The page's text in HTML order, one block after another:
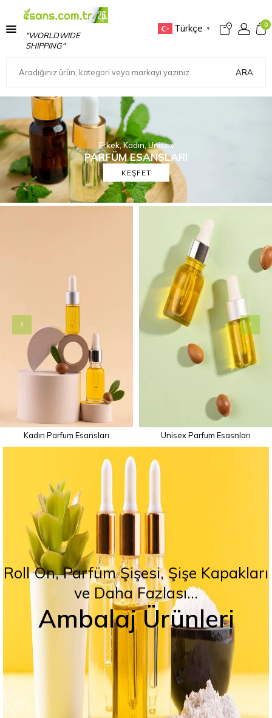
"WORLDWIDE
SHIPPING"
Türkçe ▼
0
ARA
Erkek, Kadın, Unisex
PARFÜM ESANSLARI
KEŞFET
Kadın Parfum Esansları Unisex Parfum Esasnları
Roll On, Parfüm Şişesi, Şişe Kapakları
ve Daha Fazlası...
Ambalaj Ürünleri